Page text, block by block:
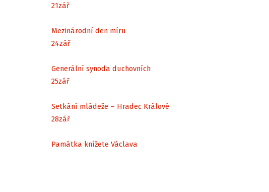
21zář
Mezinárodní den míru
24zář
Generální synoda duchovních
25zář
Setkání mládeže – Hradec Králové
28zář
Památka knížete Václava